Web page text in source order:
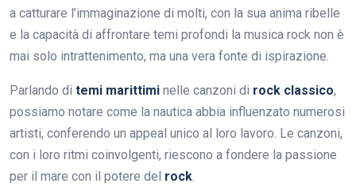
a catturare l’immaginazione di molti, con la sua anima ribelle
e la capacità di affrontare temi profondi la musica rock non è
mai solo intrattenimento, ma una vera fonte di ispirazione.
Parlando di temi marittimi nelle canzoni di rock classico,
possiamo notare come la nautica abbia influenzato numerosi
artisti, conferendo un appeal unico al loro lavoro. Le canzoni,
con i loro ritmi coinvolgenti, riescono a fondere la passione
per il mare con il potere del rock.